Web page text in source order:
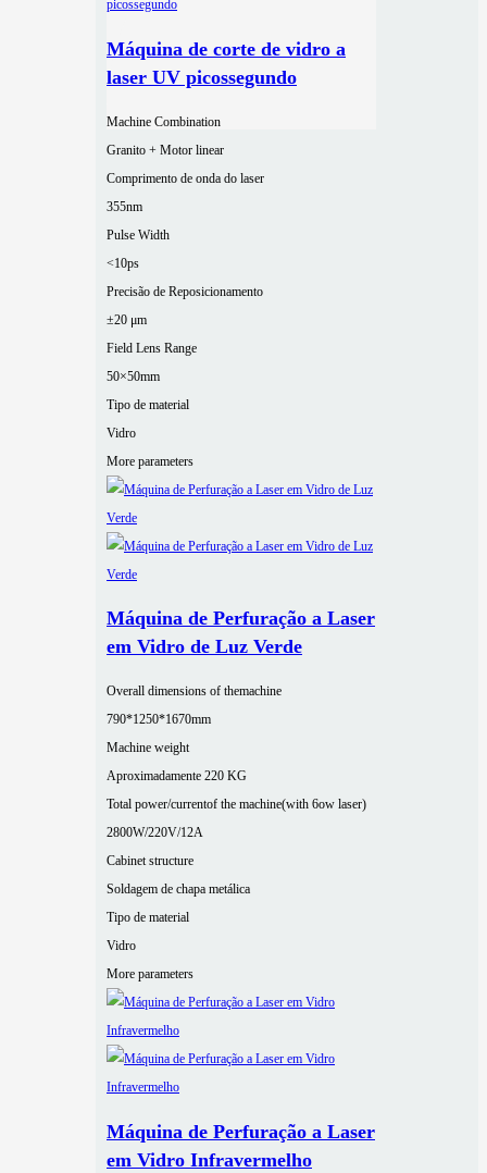
Máquina de corte de vidro a
laser UV picossegundo
Machine Combination
Granito + Motor linear
Comprimento de onda do laser
355nm
Pulse Width
<10ps
Precisão de Reposicionamento
±20 μm
Field Lens Range
50×50mm
Tipo de material
Vidro
More parameters
Máquina de Perfuração a Laser
em Vidro de Luz Verde
Overall dimensions of themachine
790*1250*1670mm
Machine weight
Aproximadamente 220 KG
Total power/currentof the machine(with 6ow laser)
2800W/220V/12A
Cabinet structure
Soldagem de chapa metálica
Tipo de material
Vidro
More parameters
Máquina de Perfuração a Laser
em Vidro Infravermelho